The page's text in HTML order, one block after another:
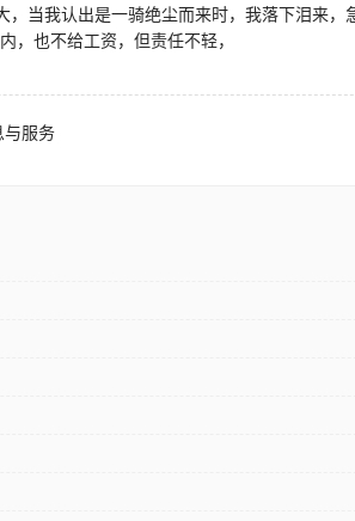
我认出是一骑绝尘而来时，我落下泪来，
也不给工资，但责任不轻，
服务